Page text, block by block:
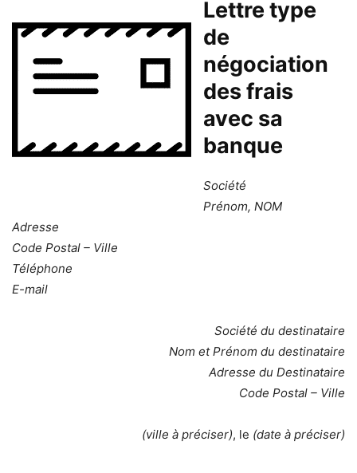
Lettre type
de
négociation
des frais
avec sa
banque
Société
Prénom, NOM
Adresse
Code Postal – Ville
Téléphone
E-mail
Société du destinataire
Nom et Prénom du destinataire
Adresse du Destinataire
Code Postal – Ville
(ville à préciser), le (date à préciser)